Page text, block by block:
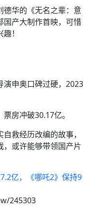
华的《无名之辈：意
国产大制作首映，可惜
！
演申奥口碑过硬，2023
房冲破30.17亿。
救经历改编的故事，
或许能够带领国产片
亿，《哪吒2》保持9
245303